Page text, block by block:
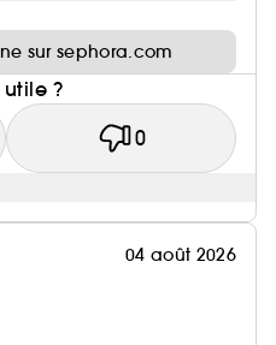
sur sephora.com
?
0
04 août 2026